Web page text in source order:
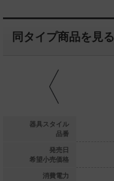
同タイプ商品を見る
器具スタイル
品番
発売日
希望小売価格
消費電力
ダウンライト
円(税抜)
28.1